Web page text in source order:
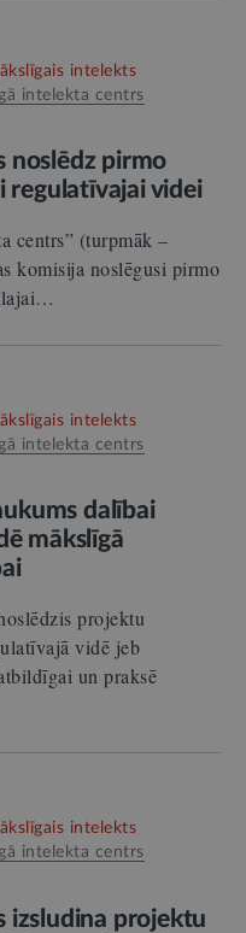
intelekts
intelekta centrs
noslēdz pirmo
regulatīvajai videi
centrs” (turpmāk –
komisija noslēgusi pirmo
intelekts
intelekta centrs
dalībai
mākslīgā
projektu
vidē jeb
un praksē
intelekts
intelekta centrs
izsludina projektu